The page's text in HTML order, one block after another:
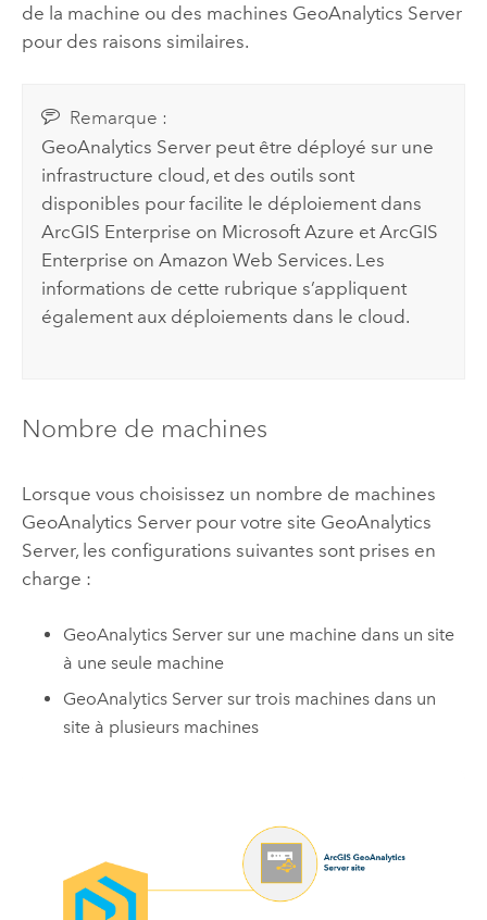
de la machine ou des machines GeoAnalytics Server
pour des raisons similaires.
Remarque :
GeoAnalytics Server peut être déployé sur une
infrastructure cloud, et des outils sont
disponibles pour facilite le déploiement dans
ArcGIS Enterprise on Microsoft Azure etArcGIS
Enterprise on Amazon Web Services. Les
informations de cette rubrique s’appliquent
également aux déploiements dans le cloud.
Nombre de machines
Lorsque vous choisissez un nombre de machines
GeoAnalytics Serverpour votre site GeoAnalytics
Server, les configurations suivantes sont prises en
charge :
GeoAnalytics Server sur une machine dans un site
à une seule machine
GeoAnalytics Server sur trois machines dans un
site à plusieurs machines